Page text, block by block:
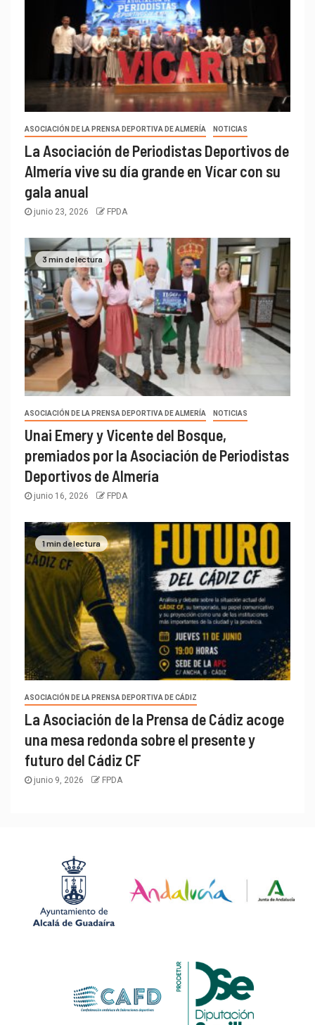
ASOCIACIÓN DE LA PRENSA DEPORTIVA DE ALMERÍA NOTICIAS
La Asociación de Periodistas Deportivos de
Almería vive su día grande en Vícar con su
gala anual
junio 23, 2026 FPDA
3 min de lectura
ASOCIACIÓN DE LA PRENSA DEPORTIVA DE ALMERÍA NOTICIAS
Unai Emery y Vicente del Bosque,
premiados por la Asociación de Periodistas
Deportivos de Almería
junio 16, 2026 FPDA
1 min de lectura
ASOCIACIÓN DE LA PRENSA DEPORTIVA DE CÁDIZ
La Asociación de la Prensa de Cádiz acoge
una mesa redonda sobre el presente y
futuro del Cádiz CF
junio 9, 2026 FPDA